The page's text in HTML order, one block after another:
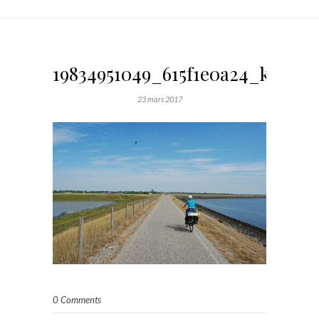
19834951049_615f1e0a24_k
23 mars 2017
0 Comments